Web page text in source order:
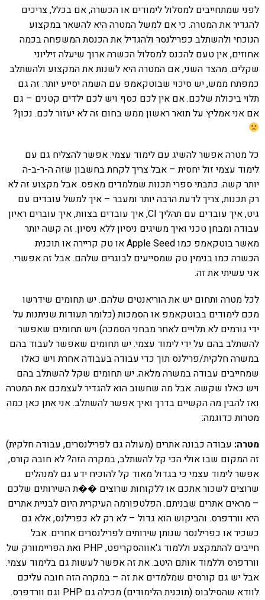
לפני שמתחייבים למסלול לימודים או הכשרה, אם בכלל, צריכים
להגדיר את המטרה. כי אם למשל המטרה היא להשאר במקצוע
הנוכחי ולהשתלב כפרילנסר ולהגדיל את הכנסת המשפחה בכמה
אחוזים, אין טעם להכנס למסלול הכשרה ארוך שיעלה זיליוני
שקלים. מהצד השני, אם המטרה היא לשנות את המקצוע ולהשתלב
כמפתח ממש, יש סיכוי שבוטקאמפ עם השמה יסייע יותר. זה גם
תלוי ביכולת שלכם. אם אין לכם כסף ויש לכם ילדים קטנים – גם
אם אני אמליץ על תואר ראשון ממש בחום זה לא יעזור לכם. נכון?
כל מטרה אפשר להשיג עם לימוד עצמי: אפשר להצליח גם עם
לימוד עצמי זול יחסית – אבל צריך לקחת בחשבון שזה ה-ר-ב-ה
יותר קשה. כתבתי ספרי תכנות שמלמדים מאפס. אבל מקצוע זה לא
רק תכנות, צריך לדעת הרבה יותר ומעבר – איך למשל עובדים עם
גיט, איך עובדים עם תהליך CI, איך עובדים בצוות, איך עוברים ראיון
עבודה ומבחן טכני ואיך משיגים ניסיון ללא ניסיון. זה קשה יותר
מאשר בוטקאמפ כמו Apple Seed או טק קריירה או תוכנית
הכשרה כמו בנימין טק שמסייעים לבוגרים שלהם. אבל זה אפשרי.
אני עשיתי את זה.
לכל מטרה ותחום יש את הוריאנטים שלהם. יש תחומים שידרשו
מכם לימודים בבוטקאמפ או הסמכות (כלומר תעודות שניתנות על
ידי גורמים לא תלויים לאחר מבחני הסמכה) ויש תחומים שאפשר
להשתלב בהם על ידי לימוד עצמי. יש תחומים שאפשר לעבוד בהם
במשרה חלקית/פרילנס תוך כדי עבודה בעבודה אחרת ויש כאלו
שמחייבים עבודה במשרה מלאה. יש תחומים שקל להשתלב בהם
ויש כאלו שקשה. אבל מה שחשוב הוא להגדיר לעצמכם את המטרה
ואז להבין מה הקשיים בדרך ואיך אפשר להשתלב. אני אתן כאן כמה
מטרות כדוגמה:
מטרה: עבודה כבונה אתרים (מעולה גם לפרילנסרים, עבודה חלקית)
זה המקום שבו אולי הכי קל להשתלב, במקרה הזה? לא חובה קורס,
אפשר לימוד עצמי כי בגדול מאוד קל להוכיח ידע גם למנהלים
שרוצים לשכור אתכם או ללקוחות שרוצים ��ת השירותים שלכם
– מראים אתרים שבניתם. הפלטפורמה העיקרית היום לבניית אתרים
היא וורדפרס. והביקוש הוא גדול – לא רק לא כפרילנס, אלא גם
כשכיר או כפרילנסר שנותן שירותים לפרילנסרים אחרים. אבל
חייבים להתמקצע וללמוד ג'אווהסקריפט, PHP ואת הפריימוורק של
וורדפרס וללמוד אותם היטב. את זה אפשר לעשות גם בלימוד עצמי.
אבל יש גם קורסים שמלמדים את זה – במקרה הזה חובה עליכם
לוודא שהסילבוס (תוכנית הלימודים) מכילה גם PHP וגם וורדפרס.